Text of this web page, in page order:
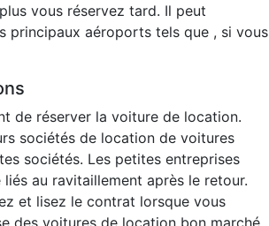
vous réservez tard. Il peut
principaux aéroports tels que , si vous
de réserver la voiture de location.
sociétés de location de voitures
sociétés. Les petites entreprises
au ravitaillement après le retour.
et lisez le contrat lorsque vous
des voitures de location bon marché